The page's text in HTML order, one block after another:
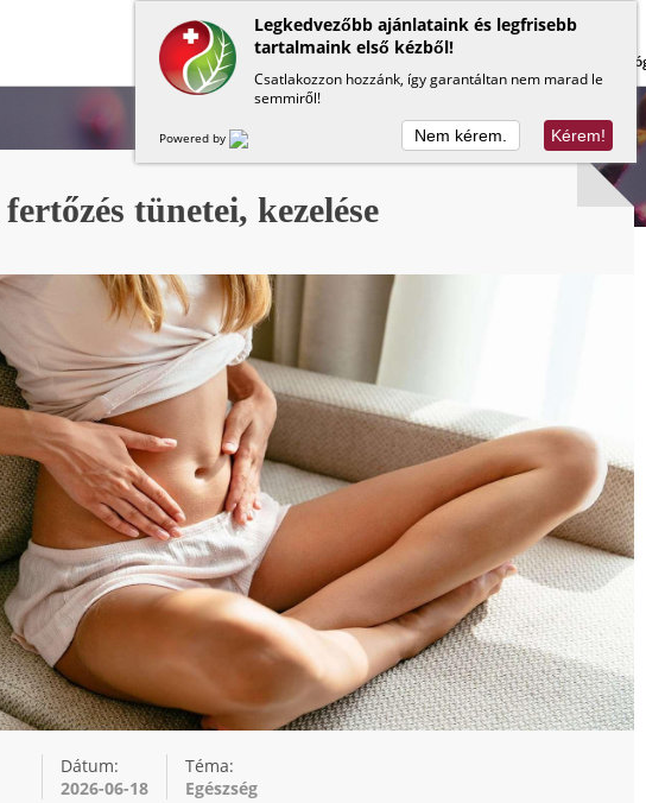
tünetei, kezelése
Dátum:
2026-06-18
Téma:
Egészség
Legkedvezőbb ajánlataink és legfrisebb
tartalmaink első kézből!
Csatlakozzon hozzánk, így garantáltan nem marad le
semmiről!
Powered by Nem kérem. Kérem!